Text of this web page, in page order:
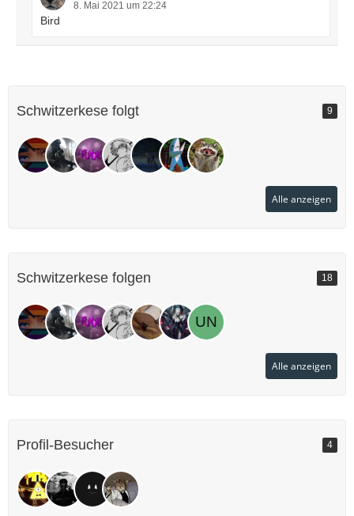
8. Mai 2021 um 22:24
Bird
Schwitzerkese folgt 9
Alle anzeigen
Schwitzerkese folgen 18
Alle anzeigen
Profil-Besucher 4